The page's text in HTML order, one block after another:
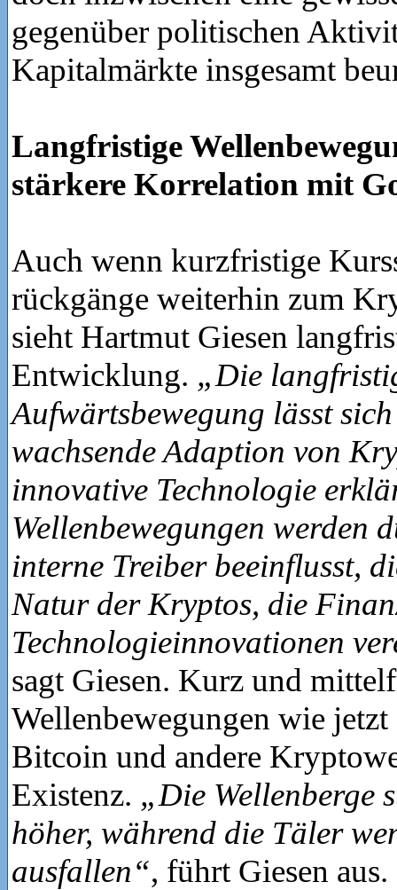
gegenüber politischen
Kapitalmärkte insgesamt
Langfristige
stärkere Korrelation mit
Auch wenn kurzfristige
rückgänge weiterhin zum
sieht Hartmut Giesen
Entwicklung. „Die
Aufwärtsbewegung lässt
wachsende Adaption von
innovative Technologie
Wellenbewegungen werden
interne Treiber beeinflusst,
Natur der Kryptos, die
Technologieinnovationen
sagt Giesen. Kurz und
Wellenbewegungen wie jetzt
Bitcoin und andere
Existenz. „Die Wellenberge
höher, während die Täler
ausfallen“, führt Giesen aus.